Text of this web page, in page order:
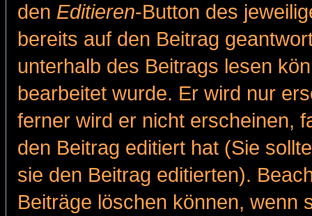
den Editieren-Button des
bereits auf den Beitrag
unterhalb des Beitrags lesen
bearbeitet wurde. Er wird nur
ferner wird er nicht erscheinen,
den Beitrag editiert hat (Sie
sie den Beitrag editierten).
Beiträge löschen können, wenn